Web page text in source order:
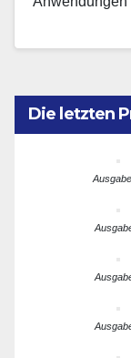
Die letzten